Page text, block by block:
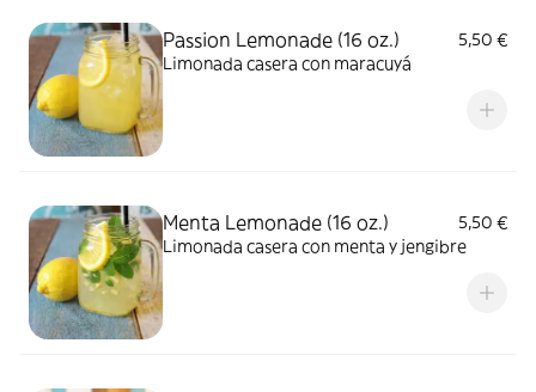
Passion Lemonade (16 oz.)
5,50 €
Limonada casera con maracuyá
Menta Lemonade (16 oz.)
5,50 €
Limonada casera con menta y jengibre